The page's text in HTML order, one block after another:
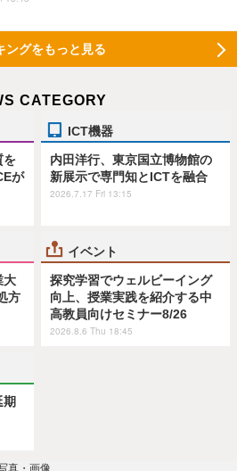
ングをもっと見る
CATEGORY
を
が
ICT機器
内田洋行、東京国立博物館の
新展示で専門知とICTを融合
2026.7.17 Fri 13:15
大
方
イベント
探究学習でウェルビーイング
向上、授業実践を紹介する中
高教員向けセミナー8/26
2026.8.6 Thu 18:45
期